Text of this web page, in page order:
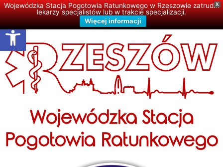
Open toolbar
X
Wojewódzka Stacja Pogotowia Ratunkowego w Rzeszowie zatrudni
lekarzy specjalistów lub w trakcie specjalizacji.
Więcej informacji